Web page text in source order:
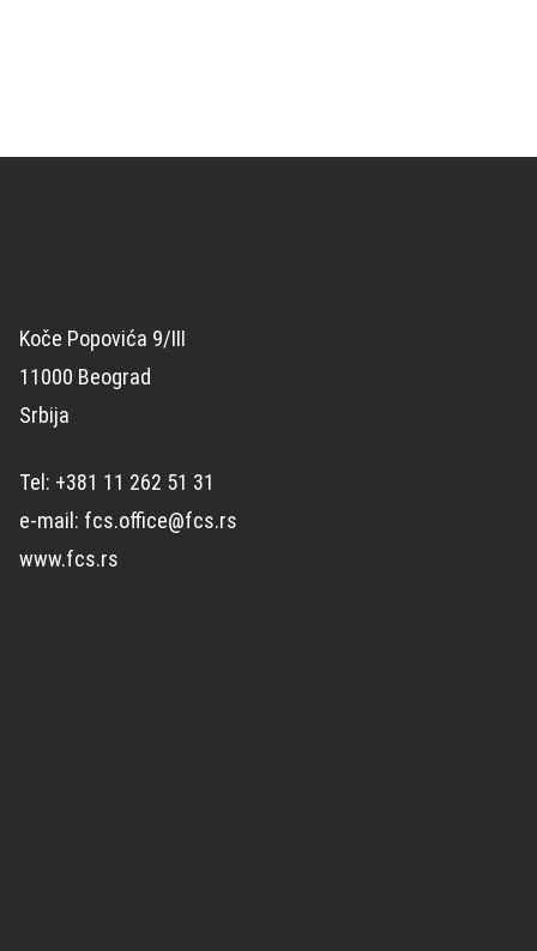
Koče Popovića 9/III
11000 Beograd
Srbija
Tel: +381 11 262 51 31
e-mail: fcs.office@fcs.rs
www.fcs.rs